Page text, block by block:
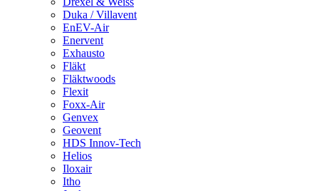
Duka / Villavent
EnEV-Air
Enervent
Exhausto
Fläkt
Fläktwoods
Flexit
Foxx-Air
Genvex
Geovent
HDS Innov-Tech
Helios
Iloxair
Itho